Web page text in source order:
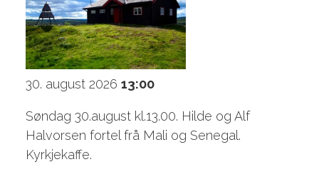
30. august 2026 13:00
Søndag 30.august kl.13.00. Hilde og Alf
Halvorsen fortel frå Mali og Senegal.
Kyrkjekaffe.